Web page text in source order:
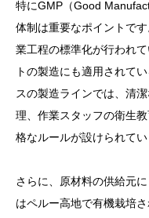
特にGMP（Good
体制は重要なポイントで
業工程の標準化が行われ
トの製造にも適用されて
スの製造ラインでは、清
理、作業スタッフの衛生
格なルールが設けられてい
さらに、原材料の供給元
はペルー高地で有機栽培